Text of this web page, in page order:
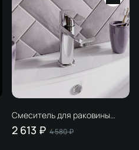
Смеситель для раковины
STWORKI Хельсинки
HFHS02100 хром
2 613 ₽ 4 580 ₽